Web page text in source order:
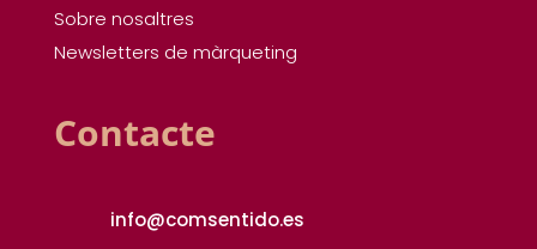
Sobre nosaltres
Newsletters de màrqueting
Contacte
info@comsentido.es